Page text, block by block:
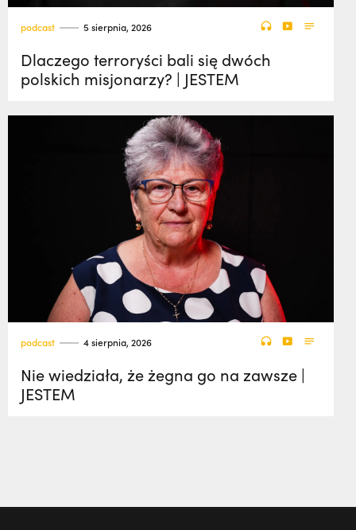
podcast 5 sierpnia, 2026
Dlaczego terroryści bali się dwóch
polskich misjonarzy? | JESTEM
podcast 4 sierpnia, 2026
Nie wiedziała, że żegna go na zawsze |
JESTEM